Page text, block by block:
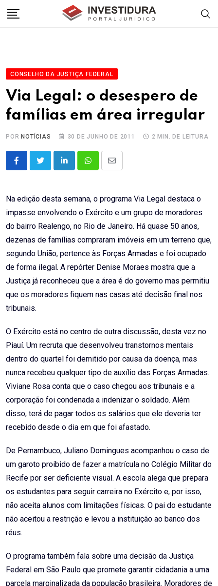
CONSELHO DA JUSTIÇA FEDERAL
Via Legal: o desespero de
famílias em área irregular
POR NOTÍCIAS 30 DE JUNHO DE 2011 2 MIN. DE LEITURA
LinkedInWhatsappShare
Na edição desta semana, o programa Via Legal destaca o
impasse envolvendo o Exército e um grupo de moradores
do bairro Realengo, no Rio de Janeiro. Há quase 50 anos,
dezenas de famílias compraram imóveis em um terreno que,
segundo União, pertence às Forças Armadas e foi ocupado
de forma ilegal. A repórter Denise Moraes mostra que a
Justiça já reconheceu que a área é do governo mas permitiu
que os moradores fiquem nas casas até decisão final nos
tribunais.
O Exército está no centro de outra discussão, desta vez no
Piauí. Um recruta que desenvolveu transtornos mentais
dentro do quartel foi demitido por causa da doença, mas
nunca recebeu qualquer tipo de auxílio das Forças Armadas.
Viviane Rosa conta que o caso chegou aos tribunais e a
corporação foi condenada a indenizar o soldado. Além
disso, terá de pagar todos os salários que ele deveria ter
recebido desde o dia em que foi afastado.
De Pernambuco, Juliano Domingues acompanhou o caso de
um garoto proibido de fazer a matrícula no Colégio Militar do
Recife por ser deficiente visual. A escola alega que prepara
os estudantes para seguir carreira no Exército e, por isso,
não aceita alunos com limitações físicas. O pai do estudante
não aceitou a restrição e levou a instituição ao banco dos
réus.
O programa também fala sobre uma decisão da Justiça
Federal em São Paulo que promete garantir cidadania a uma
parcela marginalizada da população brasileira. Moradores de